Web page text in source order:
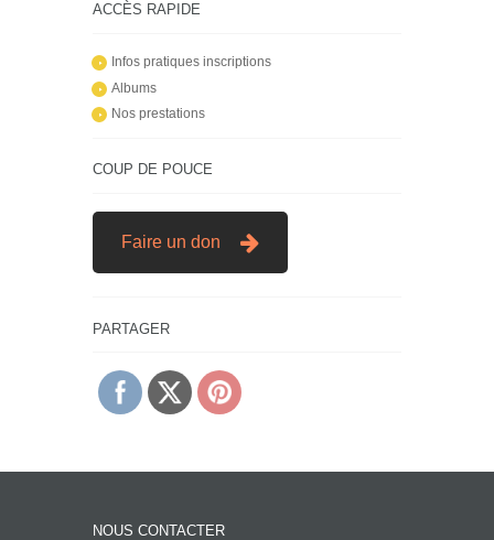
ACCÈS RAPIDE
Infos pratiques inscriptions
Albums
Nos prestations
COUP DE POUCE
Faire un don
PARTAGER
NOUS CONTACTER